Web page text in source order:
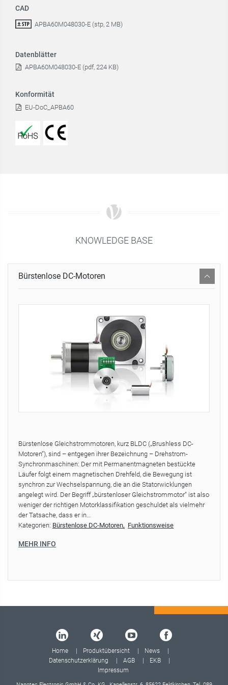
CAD
APBA60M048030-E (stp, 2 MB)
Datenblätter
APBA60M048030-E (pdf, 224 KB)
Konformität
EU-DoC_APBA60
KNOWLEDGE BASE
Bürstenlose DC-Motoren
Bürstenlose Gleichstrommotoren, kurz BLDC („Brushless DC-
Motoren“), sind – entgegen ihrer Bezeichnung – Drehstrom-
Synchronmaschinen: Der mit Permanentmagneten bestückte
Läufer folgt einem magnetischen Drehfeld, die Bewegung ist
synchron zur Wechselspannung, die an die Statorwicklungen
angelegt wird. Der Begriff „bürstenloser Gleichstrommotor“ ist also
weniger der richtigen Motorklassifikation geschuldet als vielmehr
der Tatsache, dass er in…
Kategorien: Bürstenlose DC-Motoren Funktionsweise
MEHR INFO
Home Produktübersicht
News
Datenschutzerklärung
AGB
EKB
Impressum